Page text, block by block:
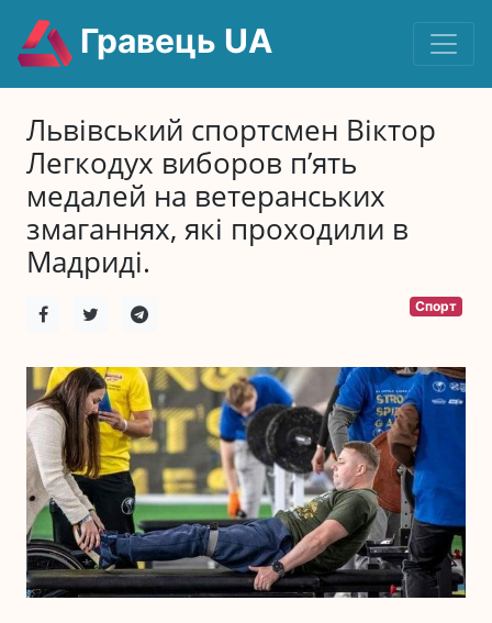
Гравець UA
Львівський спортсмен Віктор
Легкодух виборов п’ять
медалей на ветеранських
змаганнях, які проходили в
Мадриді.
Спорт